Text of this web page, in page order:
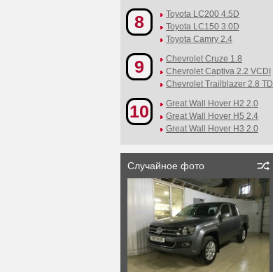
8
Toyota LC200 4.5D
Toyota LC150 3.0D
Toyota Camry 2.4
9
Chevrolet Cruze 1.8
Chevrolet Captiva 2.2 VCDI
Chevrolet Trailblazer 2.8 TD
10
Great Wall Hover H2 2.0
Great Wall Hover H5 2.4
Great Wall Hover H3 2.0
Случайное фото